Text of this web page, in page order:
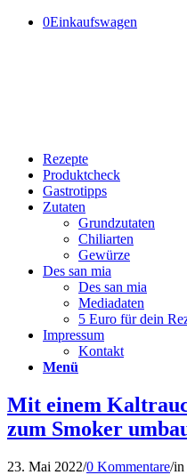
0Einkaufswagen
Rezepte
Produktcheck
Gastrotipps
Zutaten
Grundzutaten
Chiliarten
Gewürze
Des san mia
Des san mia
Mediadaten
5 Euro für dein
Impressum
Kontakt
Menü
Mit einem
zum Smoker
23. Mai 2022/0 Kommentare/in